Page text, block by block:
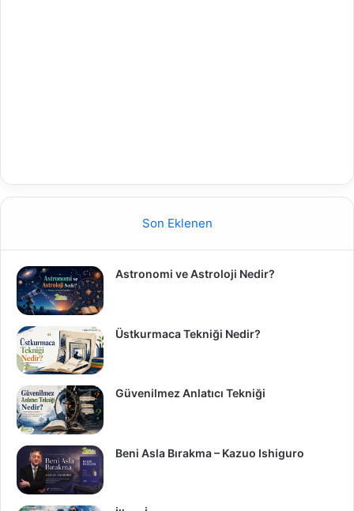
Son Eklenen
Astronomi ve Astroloji Nedir?
Üstkurmaca Tekniği Nedir?
Güvenilmez Anlatıcı Tekniği
Beni Asla Bırakma – Kazuo Ishiguro